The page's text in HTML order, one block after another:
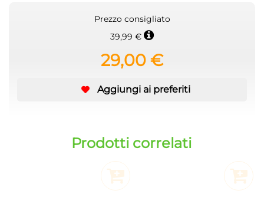
Prezzo consigliato
39,99 €
29,00 €
Aggiungi ai preferiti
Prodotti correlati
Aggiungi al Carrello